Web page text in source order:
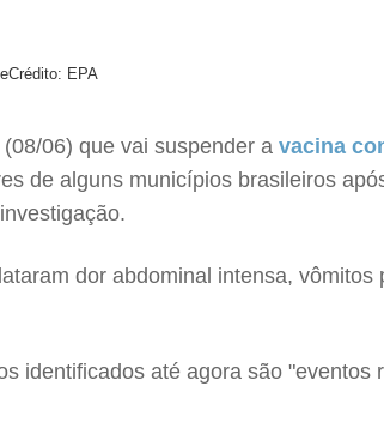
Crédito: EPA
06) que vai suspender a vacina
de alguns municípios brasileiros
dor abdominal intensa,
identificados até agora são